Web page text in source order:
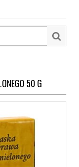
50 G